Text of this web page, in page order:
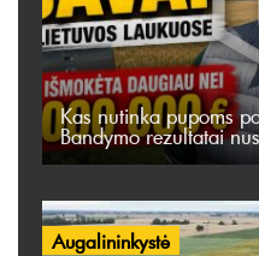
Kas nutinka pupoms
Bandymo rezultatai
Augalininkystė